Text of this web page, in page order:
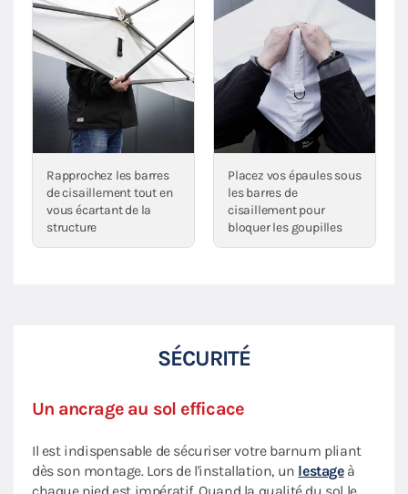
Rapprochez les barres
de cisaillement tout en
vous écartant de la
structure
Placez vos épaules sous
les barres de
cisaillement pour
bloquer les goupilles
SÉCURITÉ
Un ancrage au sol efficace
Il est indispensable de sécuriser votre barnum pliant
dès son montage. Lors de l'installation, un lestageà
chaque pied est impératif. Quand la qualité du sol le